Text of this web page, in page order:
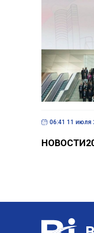
06:41 11 июля